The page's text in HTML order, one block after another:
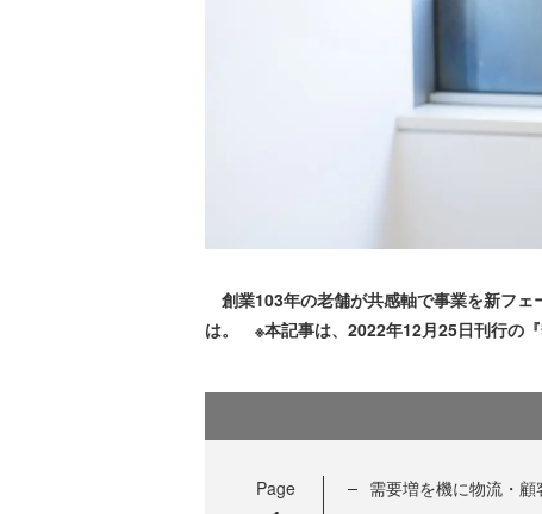
創業103年の老舗が共感軸で事業を新フェ
は。 ※本記事は、2022年12月25日刊行の
Page 需要増を機に物流・